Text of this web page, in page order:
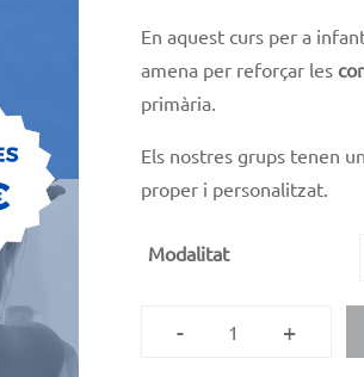
En aquest curs per a
amena per reforçar les
primària.
Els nostres grups tenen
proper i personalitzat.
Modalitat
- +